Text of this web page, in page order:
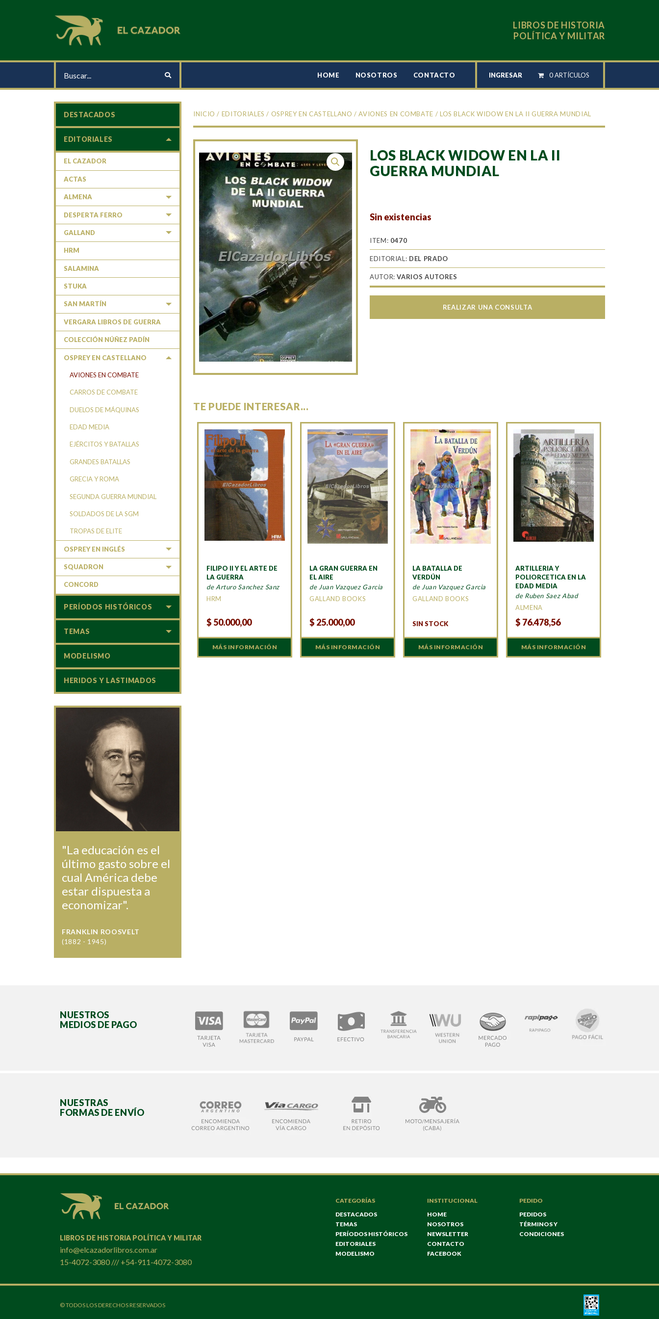
LIBROS DE HISTORIA
POLÍTICA Y MILITAR
HOME NOSOTROS CONTACTO INGRESAR 0 ARTÍCULOS
INICIO / EDITORIALES / OSPREY EN CASTELLANO /AVIONES EN COMBATE / LOS BLACK WIDOW EN LA II GUERRA MUNDIAL
LOS BLACK WIDOW EN LA II
GUERRA MUNDIAL
Sin existencias
ITEM: 0470
EDITORIAL: DEL PRADO
AUTOR:VARIOS AUTORES
REALIZAR UNA CONSULTA
TE PUEDE INTERESAR...
FILIPO II Y EL ARTE DE
LA GUERRA
de Arturo Sanchez Sanz
HRM
$ 50.000,00
MÁS INFORMACIÓN
LA GRAN GUERRA EN
EL AIRE
de Juan Vazquez Garcia
GALLAND BOOKS
$ 25.000,00
MÁS INFORMACIÓN
LA BATALLA DE
VERDÚN
de Juan Vazquez Garcia
GALLAND BOOKS
SIN STOCK
MÁS INFORMACIÓN
ARTILLERIA Y
POLIORCETICA EN LA
EDAD MEDIA
de Ruben Saez Abad
ALMENA
$ 76.478,56
MÁS INFORMACIÓN
DESTACADOS
EDITORIALES
EL CAZADOR
ACTAS
ALMENA
DESPERTA FERRO
GALLAND
HRM
SALAMINA
STUKA
SAN MARTÍN
VERGARA LIBROS DE GUERRA
COLECCIÓN NÚÑEZ PADÍN
OSPREY EN CASTELLANO
AVIONES EN COMBATE
CARROS DE COMBATE
DUELOS DE MÁQUINAS
EDAD MEDIA
EJÉRCITOS Y BATALLAS
GRANDES BATALLAS
GRECIA Y ROMA
SEGUNDA GUERRA MUNDIAL
SOLDADOS DE LA SGM
TROPAS DE ELITE
OSPREY EN INGLÉS
SQUADRON
CONCORD
PERÍODOS HISTÓRICOS
TEMAS
MODELISMO
HERIDOS Y LASTIMADOS
"La educación es el
último gasto sobre el
cual América debe
estar dispuesta a
economizar".
FRANKLIN ROOSVELT
(1882 - 1945)
NUESTROS
MEDIOS DE PAGO
NUESTRAS
FORMAS DE ENVÍO
LIBROS DE HISTORIA POLÍTICA Y MILITAR
info@elcazadorlibros.com.ar
15-4072-3080 /// +54-911-4072-3080
CATEGORÍAS
DESTACADOS
TEMAS
PERÍODOS HISTÓRICOS
EDITORIALES
MODELISMO
INSTITUCIONAL
HOME
NOSOTROS
NEWSLETTER
CONTACTO
FACEBOOK
PEDIDO
PEDIDOS
TÉRMINOS Y
CONDICIONES
© TODOS LOS DERECHOS RESERVADOS